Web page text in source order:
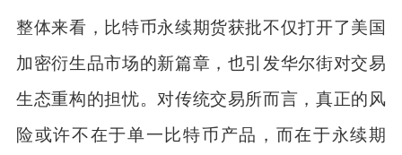
整体来看，比特币永续期货获批不仅打开了美国
加密衍生品市场的新篇章，也引发华尔街对交易
生态重构的担忧。对传统交易所而言，真正的风
险或许不在于单一比特币产品，而在于永续期